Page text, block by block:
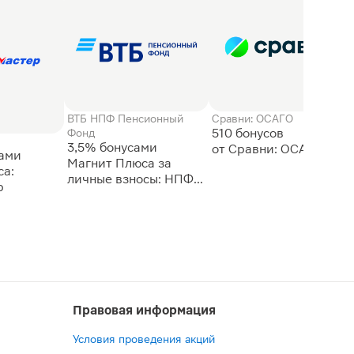
ВТБ НПФ Пенсионный
Фонд
3,5% бонусами
Магнит Плюса за
личные взносы: НПФ
Сравни: ОСАГО
510 бонусов
Правовая информация
Условия проведения акций